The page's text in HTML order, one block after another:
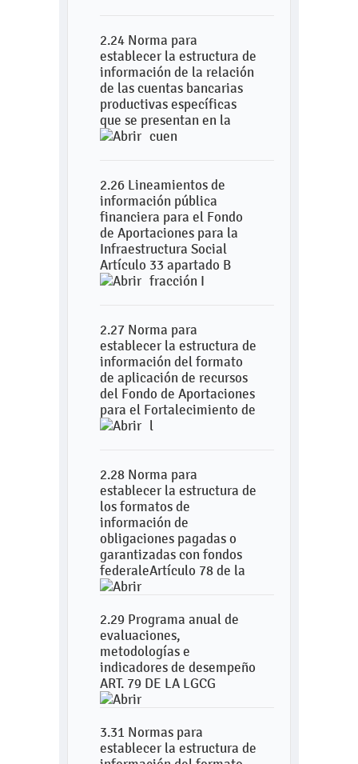
2.24 Norma para
establecer la estructura de
información de la relación
de las cuentas bancarias
productivas específicas
que se presentan en la
cuen
2.26 Lineamientos de
información pública
financiera para el Fondo
de Aportaciones para la
Infraestructura Social
Artículo 33 apartado B
fracción I
2.27 Norma para
establecer la estructura de
información del formato
de aplicación de recursos
del Fondo de Aportaciones
para el Fortalecimiento de
l
2.28 Norma para
establecer la estructura de
los formatos de
información de
obligaciones pagadas o
garantizadas con fondos
federaleArtículo 78 de la
2.29 Programa anual de
evaluaciones,
metodologías e
indicadores de desempeño
ART. 79 DE LA LGCG
3.31 Normas para
establecer la estructura de